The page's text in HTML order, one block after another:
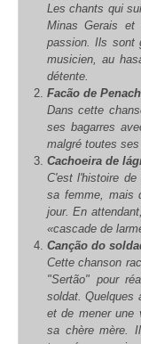
Les chants qui
Minas Gerais et
passion. Ils sont
musicien, au
détente.
Facão de
Dans cette
ses bagarres
malgré toutes
Cachoeira de
C'est l'histoire de
sa femme, mais
jour. En
«cascade de
Canção do
Cette chanson
"Sertão" pour
soldat. Quelques
et de mener une
sa chère mère.